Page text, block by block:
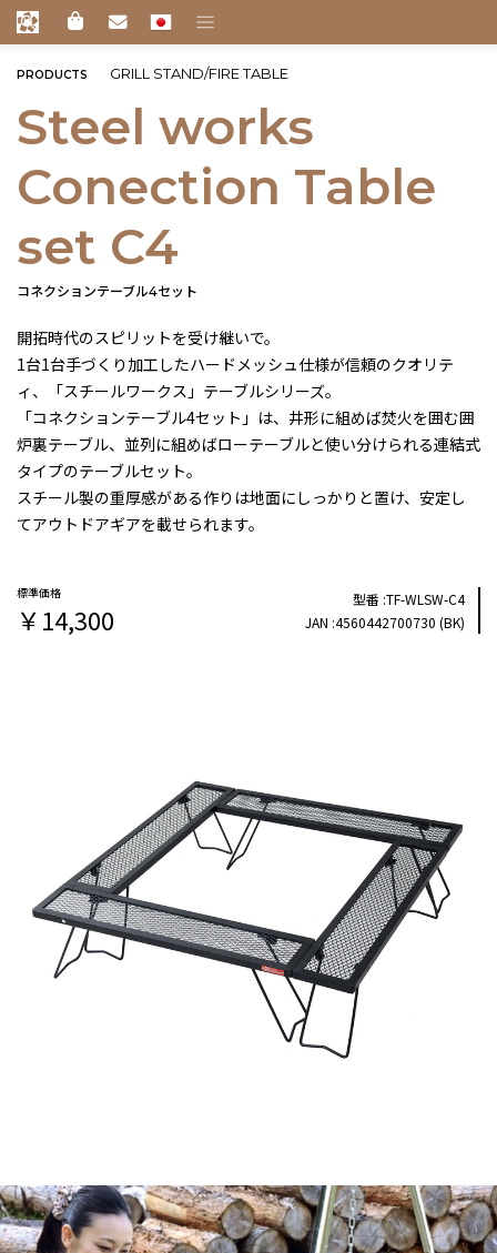
PRODUCTS GRILL STAND/FIRE TABLE
Steel works
Conection Table
set C4
コネクションテーブル4セット
開拓時代のスピリットを受け継いで。
1台1台手づくり加工したハードメッシュ仕様が信頼のクオリテ
ィ、「スチールワークス」テーブルシリーズ。
「コネクションテーブル4セット」は、井形に組めば焚火を囲む囲
炉裏テーブル、並列に組めばローテーブルと使い分けられる連結式
タイプのテーブルセット。
スチール製の重厚感がある作りは地面にしっかりと置け、安定し
てアウトドアギアを載せられます。
￥14,300
TF-WLSW-C4
4560442700730 (BK)